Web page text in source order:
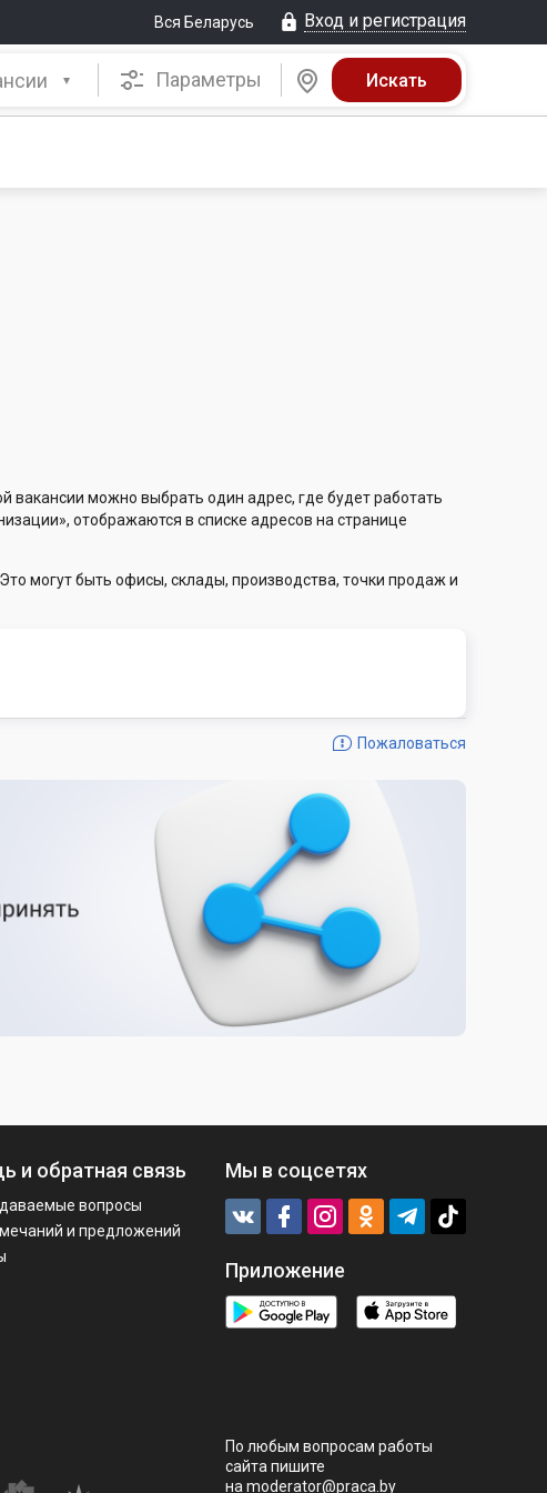
Вся Беларусь Вход и регистрация
Параметры
можно выбрать один адрес, где будет работать
отображаются в списке адресов на странице
могут быть офисы, склады, производства, точки продаж и
Пожаловаться
и обратная связь
вопросы
и предложений
Мы в соцсетях
Приложение
По любым вопросам работы
сайта пишите
на moderator@praca.by